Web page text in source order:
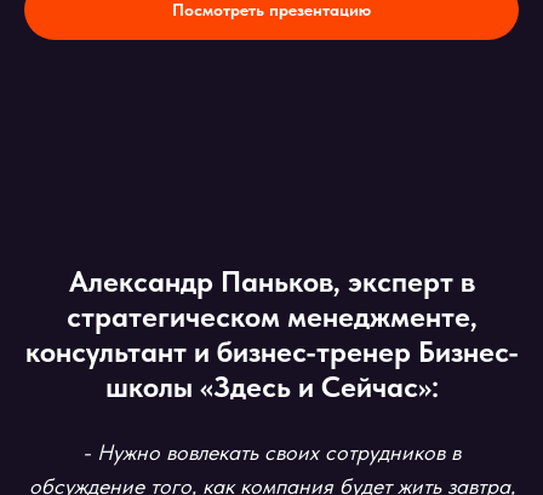
Посмотреть презентацию
Александр Паньков, эксперт в
стратегическом менеджменте,
консультант и бизнес-тренер Бизнес-
школы «Здесь и Сейчас»:
- Нужно вовлекать своих сотрудников в
обсуждение того, как компания будет жить завтра,